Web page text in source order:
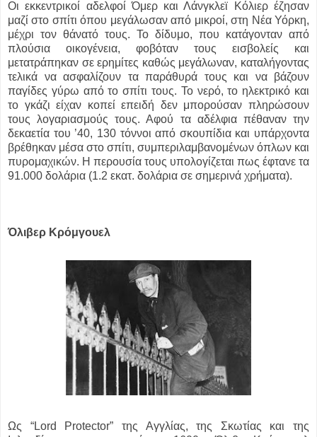
Οι εκκεντρικοί αδελφοί Όμερ και Λάνγκλεϊ Κόλιερ έζησαν
μαζί στο σπίτι όπου μεγάλωσαν από μικροί, στη Νέα Υόρκη,
μέχρι τον θάνατό τους. Το δίδυμο, που κατάγονταν από
πλούσια οικογένεια, φοβόταν τους εισβολείς και
μετατράπηκαν σε ερημίτες καθώς μεγάλωναν, καταλήγοντας
τελικά να ασφαλίζουν τα παράθυρά τους και να βάζουν
παγίδες γύρω από το σπίτι τους. Το νερό, το ηλεκτρικό και
το γκάζι είχαν κοπεί επειδή δεν μπορούσαν πληρώσουν
τους λογαριασμούς τους. Αφού τα αδέλφια πέθαναν την
δεκαετία του ’40, 130 τόννοι από σκουπίδια και υπάρχοντα
βρέθηκαν μέσα στο σπίτι, συμπεριλαμβανομένων όπλων και
πυρομαχικών. Η περουσία τους υπολογίζεται πως έφτανε τα
91.000 δολάρια (1.2 εκατ. δολάρια σε σημερινά χρήματα).
Όλιβερ Κρόμγουελ
Ως “Lord Protector” της Αγγλίας, της Σκωτίας και της